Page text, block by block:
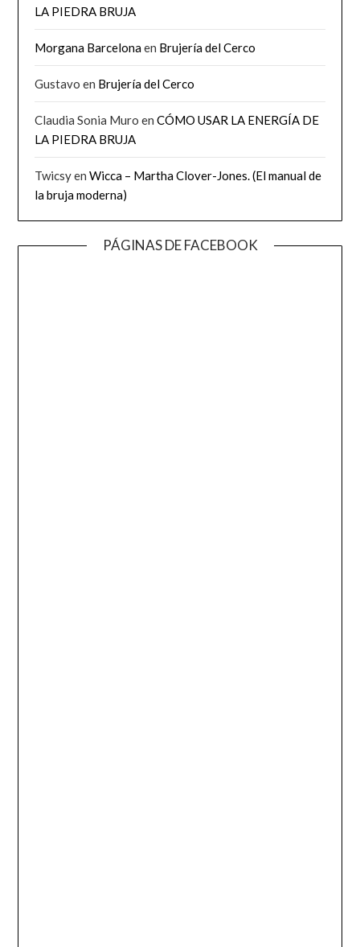
LA PIEDRA BRUJA
Morgana Barcelonaen Brujería del Cerco
Gustavo en Brujería del Cerco
Claudia Sonia Muro enCÓMO USAR LA ENERGÍA DE
LA PIEDRA BRUJA
TwicsyenWicca – Martha Clover-Jones. (El manual de
la bruja moderna)
PÁGINAS DE FACEBOOK